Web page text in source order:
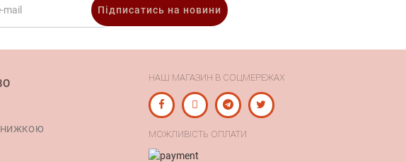
Підписатись на новини
НАШ МАГАЗИН В СОЦМЕРЕЖАХ
МОЖЛИВІСТЬ ОПЛАТИ